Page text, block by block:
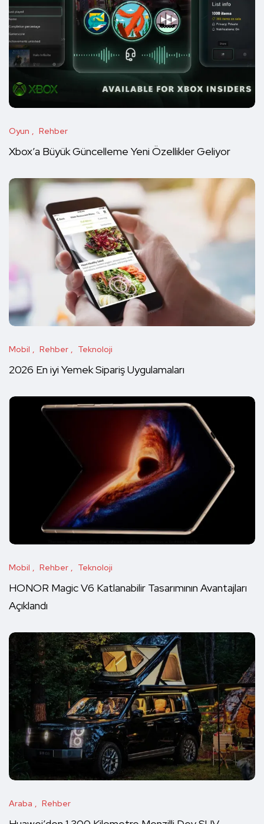
Oyun Rehber
Xbox’a Büyük Güncelleme Yeni Özellikler Geliyor
Mobil Rehber Teknoloji
2026 En iyi Yemek Sipariş Uygulamaları
Mobil Rehber Teknoloji
HONOR Magic V6 Katlanabilir Tasarımının Avantajları
Açıklandı
Araba Rehber